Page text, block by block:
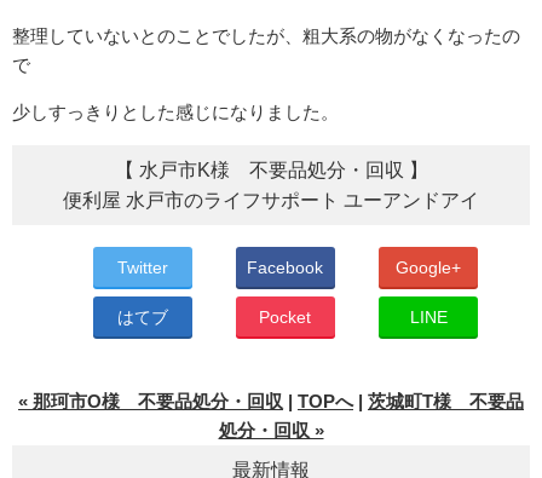
整理していないとのことでしたが、粗大系の物がなくなったの
で
少しすっきりとした感じになりました。
【 水戸市K様 不要品処分・回収 】
便利屋 水戸市のライフサポート ユーアンドアイ
Twitter Facebook Google+
はてブ Pocket LINE
« 那珂市O様 不要品処分・回収 | TOPへ| 茨城町T様 不要品
処分・回収 »
最新情報